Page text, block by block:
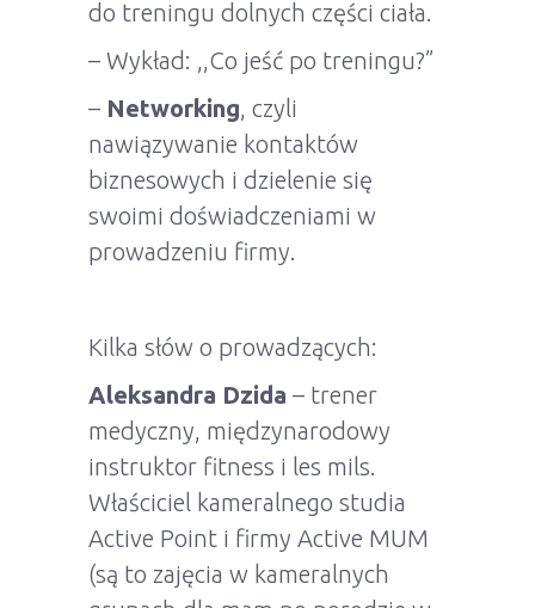
do treningu dolnych części ciała.
– Wykład: ,,Co jeść po treningu?”
– Networking, czyli
nawiązywanie kontaktów
biznesowych i dzielenie się
swoimi doświadczeniami w
prowadzeniu firmy.
Kilka słów o prowadzących:
Aleksandra Dzida – trener
medyczny, międzynarodowy
instruktor fitness i les mils.
Właściciel kameralnego studia
Active Point i firmy Active MUM
(są to zajęcia w kameralnych